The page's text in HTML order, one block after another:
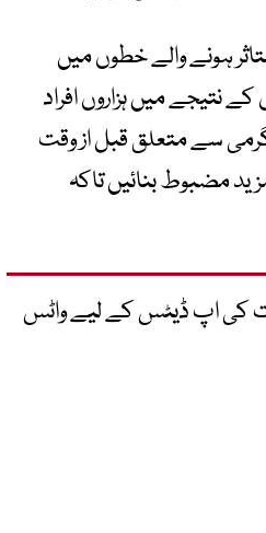
ہونے والے خطوں میں
نتیجے میں ہزاروں افراد
سے متعلق قبل از وقت
مضبوط بنائیں تاکہ
کی اپ ڈیٹس کے لیے واٹس